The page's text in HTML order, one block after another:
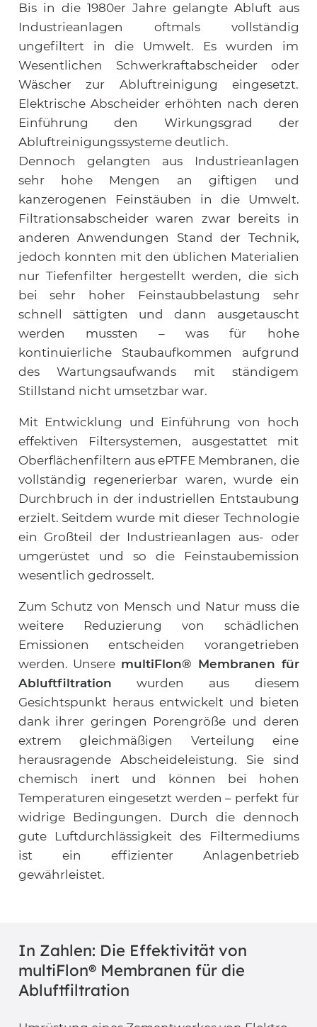
Bis in die 1980er Jahre gelangte Abluft aus
Industrieanlagen oftmals vollständig
ungefiltert in die Umwelt. Es wurden im
Wesentlichen Schwerkraftabscheider oder
Wäscher zur Abluftreinigung eingesetzt.
Elektrische Abscheider erhöhten nach deren
Einführung den Wirkungsgrad der
Abluftreinigungssysteme deutlich.
Dennoch gelangten aus Industrieanlagen
sehr hohe Mengen an giftigen und
kanzerogenen Feinstäuben in die Umwelt.
Filtrationsabscheider waren zwar bereits in
anderen Anwendungen Stand der Technik,
jedoch konnten mit den üblichen Materialien
nur Tiefenfilter hergestellt werden, die sich
bei sehr hoher Feinstaubbelastung sehr
schnell sättigten und dann ausgetauscht
werden mussten – was für hohe
kontinuierliche Staubaufkommen aufgrund
des Wartungsaufwands mit ständigem
Stillstand nicht umsetzbar war.
Mit Entwicklung und Einführung von hoch
effektiven Filtersystemen, ausgestattet mit
Oberflächenfiltern aus ePTFE Membranen, die
vollständig regenerierbar waren, wurde ein
Durchbruch in der industriellen Entstaubung
erzielt. Seitdem wurde mit dieser Technologie
ein Großteil der Industrieanlagen aus- oder
umgerüstet und so die Feinstaubemission
wesentlich gedrosselt.
Zum Schutz von Mensch und Natur muss die
weitere Reduzierung von schädlichen
Emissionen entscheiden vorangetrieben
werden. Unsere multiFlon® Membranen für
Abluftfiltration wurden aus diesem
Gesichtspunkt heraus entwickelt und bieten
dank ihrer geringen Porengröße und deren
extrem gleichmäßigen Verteilung eine
herausragende Abscheideleistung. Sie sind
chemisch inert und können bei hohen
Temperaturen eingesetzt werden – perfekt für
widrige Bedingungen. Durch die dennoch
gute Luftdurchlässigkeit des Filtermediums
ist ein effizienter Anlagenbetrieb
gewährleistet.
In Zahlen: Die Effektivität von
multiFlon® Membranen für die
Abluftfiltration